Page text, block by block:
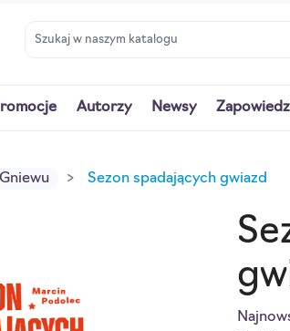
Autorzy Newsy
Sezon spadających gwiazd